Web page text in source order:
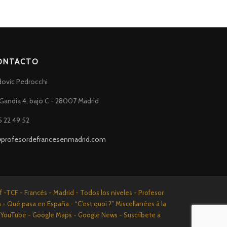
Pedrocchi
4, bajo C - 28007 Madrid
22 49 52
- Francés - Madrid - Todos los niveles - Profesor
pasa en España - “C’est quoi ?” Miscellanées à la
- Google Maps - Google News - Suscríbete a